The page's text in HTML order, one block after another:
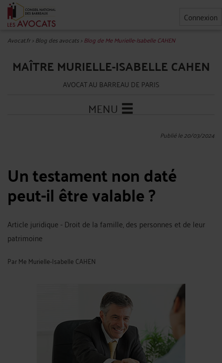
Connexion
Avocat.fr>Blog des avocats>Blog de Me Murielle-Isabelle CAHEN
MAÎTRE MURIELLE-ISABELLE CAHEN
AVOCAT AU BARREAU DE PARIS
MENU
Publié le 20/03/2024
Un testament non daté
peut-il être valable ?
Article juridique - Droit de la famille, des personnes et de leur
patrimoine
ParMe Murielle-Isabelle CAHEN